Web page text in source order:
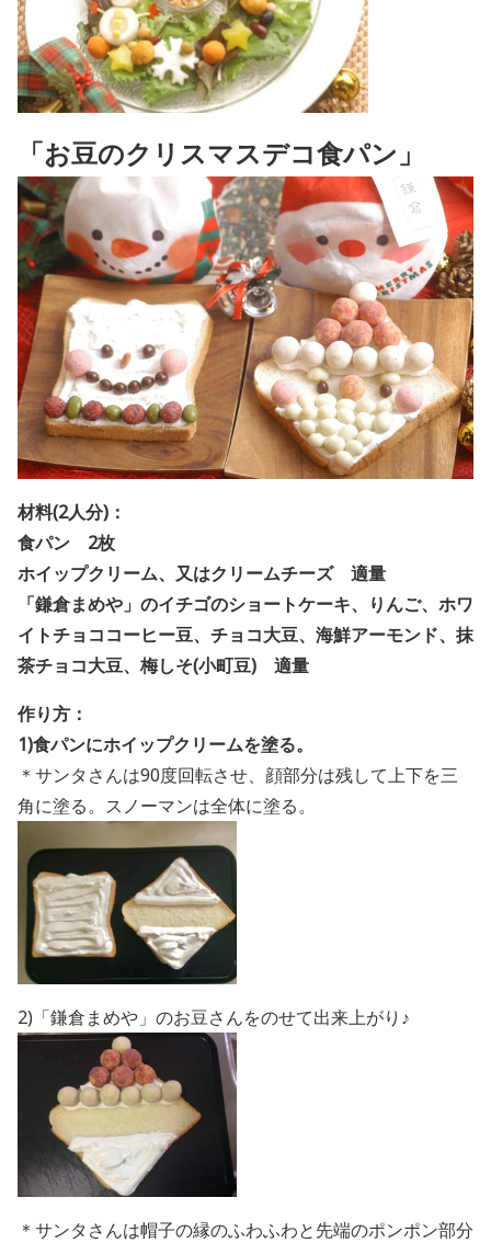
「お豆のクリスマスデコ食パン」
材料(2人分)：
食パン 2枚
ホイップクリーム、又はクリームチーズ 適量
「鎌倉まめや」のイチゴのショートケーキ、りんご、ホワ
イトチョココーヒー豆、チョコ大豆、海鮮アーモンド、抹
茶チョコ大豆、梅しそ(小町豆) 適量
作り方：
1)食パンにホイップクリームを塗る。
＊サンタさんは90度回転させ、顔部分は残して上下を三
角に塗る。スノーマンは全体に塗る。
2)「鎌倉まめや」のお豆さんをのせて出来上がり♪
＊サンタさんは帽子の縁のふわふわと先端のポンポン部分